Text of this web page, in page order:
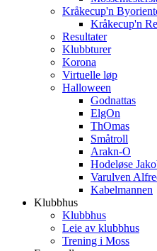
Kråkecup'n
Kråkecup'n
Resultater
Klubbturer
Korona
Virtuelle løp
Halloween
Godnattas
ElgOn
ThOmas
Småtroll
Arakn-O
Hodeløse
Varulven
Kabelmannen
Klubbhus
Klubbhus
Leie av klubbhus
Trening i Moss